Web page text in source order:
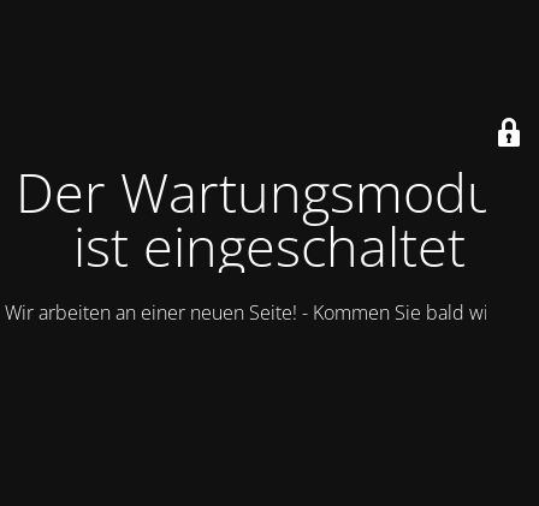
Der Wartungsmodus
ist eingeschaltet
Wir arbeiten an einer neuen Seite! - Kommen Sie bald wieder.